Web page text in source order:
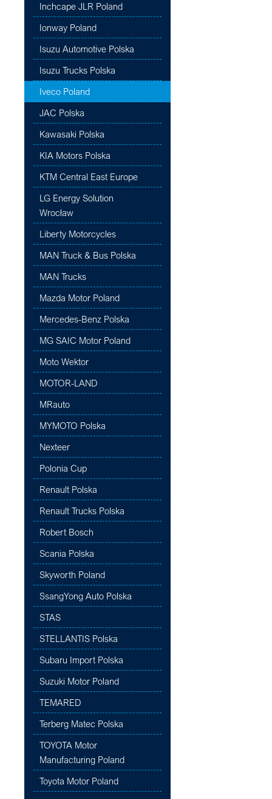
Inchcape JLR Poland
Ionway Poland
Isuzu Automotive Polska
Isuzu Trucks Polska
Iveco Poland
JAC Polska
Kawasaki Polska
KIA Motors Polska
KTM Central East Europe
LG Energy Solution
Wrocław
Liberty Motorcycles
MAN Truck & Bus Polska
MAN Trucks
Mazda Motor Poland
Mercedes-Benz Polska
MG SAIC Motor Poland
Moto Wektor
MOTOR-LAND
MRauto
MYMOTO Polska
Nexteer
Polonia Cup
Renault Polska
Renault Trucks Polska
Robert Bosch
Scania Polska
Skyworth Poland
SsangYong Auto Polska
STAS
STELLANTIS Polska
Subaru Import Polska
Suzuki Motor Poland
TEMARED
Terberg Matec Polska
TOYOTA Motor
Manufacturing Poland
Toyota Motor Poland